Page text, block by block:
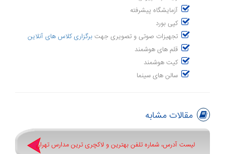
آزمایشگاه پیشرفته
کپی بورد
تجهیزات صوتی و تصویری جهت برگزاری کلاس های آنلاین
قلم های هوشمند
کیت هوشمند
سالن های سینما
مقالات مشابه
لیست آدرس، شماره تلفن بهترین و لاکچری ترین مدارس تهران